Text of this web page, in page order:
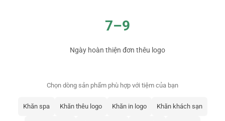
7–9
Ngày hoàn thiện đơn thêu logo
Chọn dòng sản phẩm phù hợp với tiệm của bạn
Khăn spa Khăn thêu logo Khăn in logo Khăn khách sạn